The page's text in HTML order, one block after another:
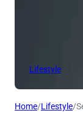
Lifestyle
Home/Lifestyle/